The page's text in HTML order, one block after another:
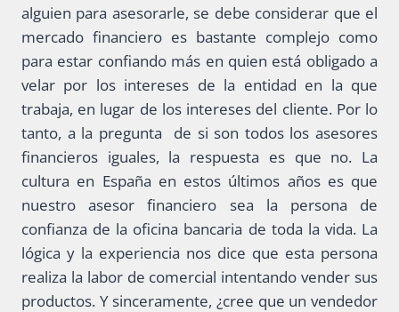
alguien para asesorarle, se debe considerar que el
mercado financiero es bastante complejo como
para estar confiando más en quien está obligado a
velar por los intereses de la entidad en la que
trabaja, en lugar de los intereses del cliente. Por lo
tanto, a la pregunta de si son todos los asesores
financieros iguales, la respuesta es que no. La
cultura en España en estos últimos años es que
nuestro asesor financiero sea la persona de
confianza de la oficina bancaria de toda la vida. La
lógica y la experiencia nos dice que esta persona
realiza la labor de comercial intentando vender sus
productos. Y sinceramente, ¿cree que un vendedor